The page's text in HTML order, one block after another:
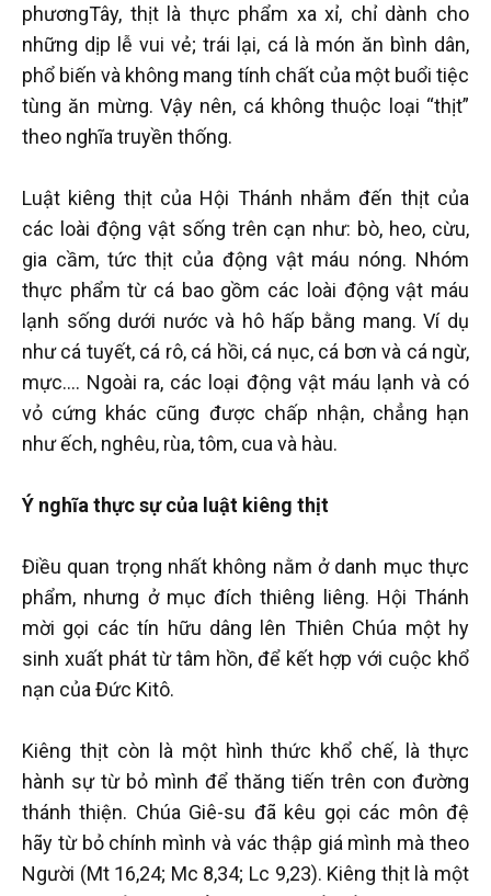
phươngTây, thịt là thực phẩm xa xỉ, chỉ dành cho
những dịp lễ vui vẻ; trái lại, cá là món ăn bình dân,
phổ biến và không mang tính chất của một buổi tiệc
tùng ăn mừng. Vậy nên, cá không thuộc loại “thịt”
theo nghĩa truyền thống.
Luật kiêng thịt của Hội Thánh nhắm đến thịt của
các loài động vật sống trên cạn như: bò, heo, cừu,
gia cầm, tức thịt của động vật máu nóng. Nhóm
thực phẩm từ cá bao gồm các loài động vật máu
lạnh sống dưới nước và hô hấp bằng mang. Ví dụ
như cá tuyết, cá rô, cá hồi, cá nục, cá bơn và cá ngừ,
mực…. Ngoài ra, các loại động vật máu lạnh và có
vỏ cứng khác cũng được chấp nhận, chẳng hạn
như ếch, nghêu, rùa, tôm, cua và hàu.
Ý nghĩa thực sự của luật kiêng thịt
Điều quan trọng nhất không nằm ở danh mục thực
phẩm, nhưng ở mục đích thiêng liêng. Hội Thánh
mời gọi các tín hữu dâng lên Thiên Chúa một hy
sinh xuất phát từ tâm hồn, để kết hợp với cuộc khổ
nạn của Đức Kitô.
Kiêng thịt còn là một hình thức khổ chế, là thực
hành sự từ bỏ mình để thăng tiến trên con đường
thánh thiện. Chúa Giê-su đã kêu gọi các môn đệ
hãy từ bỏ chính mình và vác thập giá mình mà theo
Người (Mt 16,24; Mc 8,34; Lc 9,23). Kiêng thịt là một